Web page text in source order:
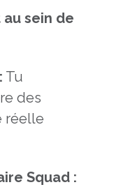
sein de
Tu
des
réelle
Squad :